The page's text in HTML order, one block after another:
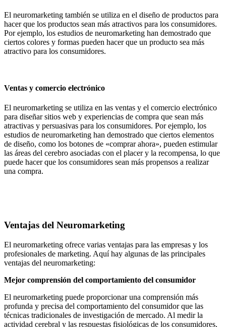
El neuromarketing también se utiliza en el diseño de productos para
hacer que los productos sean más atractivos para los consumidores.
Por ejemplo, los estudios de neuromarketing han demostrado que
ciertos colores y formas pueden hacer que un producto sea más
atractivo para los consumidores.
Ventas y comercio electrónico
El neuromarketing se utiliza en las ventas y el comercio electrónico
para diseñar sitios web y experiencias de compra que sean más
atractivas y persuasivas para los consumidores. Por ejemplo, los
estudios de neuromarketing han demostrado que ciertos elementos
de diseño, como los botones de «comprar ahora», pueden estimular
las áreas del cerebro asociadas con el placer y la recompensa, lo que
puede hacer que los consumidores sean más propensos a realizar
una compra.
Ventajas del Neuromarketing
El neuromarketing ofrece varias ventajas para las empresas y los
profesionales de marketing. Aquí hay algunas de las principales
ventajas del neuromarketing:
Mejor comprensión del comportamiento del consumidor
El neuromarketing puede proporcionar una comprensión más
profunda y precisa del comportamiento del consumidor que las
técnicas tradicionales de investigación de mercado. Al medir la
actividad cerebral y las respuestas fisiológicas de los consumidores,